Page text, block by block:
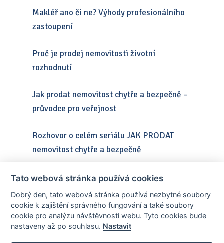
Makléř ano či ne? Výhody profesionálního
zastoupení
Proč je prodej nemovitosti životní
rozhodnutí
Jak prodat nemovitost chytře a bezpečně –
průvodce pro veřejnost
Rozhovor o celém seriálu JAK PRODAT
nemovitost chytře a bezpečně
Tato webová stránka používá cookies
Dobrý den, tato webová stránka používá nezbytné soubory
cookie k zajištění správného fungování a také soubory
cookie pro analýzu návštěvnosti webu. Tyto cookies bude
nastaveny až po souhlasu. Nastavit